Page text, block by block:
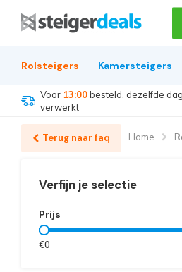
Rolsteigers Kamersteigers
Voor 13:00besteld, dezelfde dag
verwerkt
Terug naar faq Home
Verfijn je selectie
Prijs
€0